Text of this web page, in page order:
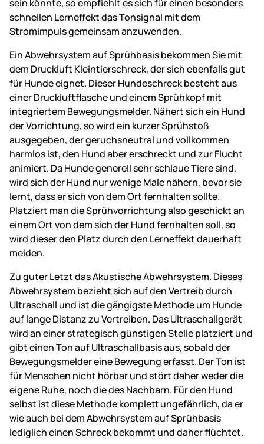
sein könnte, so empfiehlt es sich für einen besonders
schnellen Lerneffekt das Tonsignal mit dem
Stromimpuls gemeinsam anzuwenden.
Ein Abwehrsystem auf Sprühbasis bekommen Sie mit
dem Druckluft Kleintierschreck, der sich ebenfalls gut
für Hunde eignet. Dieser Hundeschreck besteht aus
einer Druckluftflasche und einem Sprühkopf mit
integriertem Bewegungsmelder. Nähert sich ein Hund
der Vorrichtung, so wird ein kurzer Sprühstoß
ausgegeben, der geruchsneutral und vollkommen
harmlos ist, den Hund aber erschreckt und zur Flucht
animiert. Da Hunde generell sehr schlaue Tiere sind,
wird sich der Hund nur wenige Male nähern, bevor sie
lernt, dass er sich von dem Ort fernhalten sollte.
Platziert man die Sprühvorrichtung also geschickt an
einem Ort von dem sich der Hund fernhalten soll, so
wird dieser den Platz durch den Lerneffekt dauerhaft
meiden.
Zu guter Letzt das Akustische Abwehrsystem. Dieses
Abwehrsystem bezieht sich auf den Vertreib durch
Ultraschall und ist die gängigste Methode um Hunde
auf lange Distanz zu Vertreiben. Das Ultraschallgerät
wird an einer strategisch günstigen Stelle platziert und
gibt einen Ton auf Ultraschallbasis aus, sobald der
Bewegungsmelder eine Bewegung erfasst. Der Ton ist
für Menschen nicht hörbar und stört daher weder die
eigene Ruhe, noch die des Nachbarn. Für den Hund
selbst ist diese Methode komplett ungefährlich, da er
wie auch bei dem Abwehrsystem auf Sprühbasis
lediglich einen Schreck bekommt und daher flüchtet.